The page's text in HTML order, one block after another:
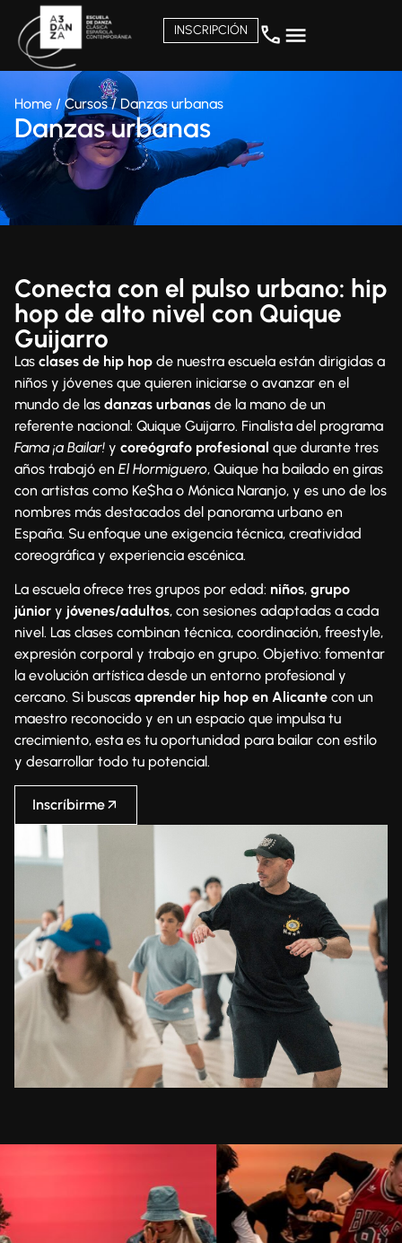
INSCRIPCIÓN
Home /Cursos/Danzas urbanas
Danzas urbanas
Conecta con el pulso urbano: hip
hop de alto nivel con Quique
Guijarro
Las clases de hip hop de nuestra escuela están dirigidas a
niños y jóvenes que quieren iniciarse o avanzar en el
mundo de las danzas urbanas de la mano de un
referente nacional: Quique Guijarro. Finalista del programa
Fama ¡a Bailar! y coreógrafo profesional que durante tres
años trabajó en El Hormiguero, Quique ha bailado en giras
con artistas como Ke$ha o Mónica Naranjo, y es uno de los
nombres más destacados del panorama urbano en
España. Su enfoque une exigencia técnica, creatividad
coreográfica y experiencia escénica.
La escuela ofrece tres grupos por edad: niños, grupo
júnior y jóvenes/adultos, con sesiones adaptadas a cada
nivel. Las clases combinan técnica, coordinación, freestyle,
expresión corporal y trabajo en grupo. Objetivo: fomentar
la evolución artística desde un entorno profesional y
cercano. Si buscas aprender hip hop en Alicante con un
maestro reconocido y en un espacio que impulsa tu
crecimiento, esta es tu oportunidad para bailar con estilo
y desarrollar todo tu potencial.
Inscríbirme